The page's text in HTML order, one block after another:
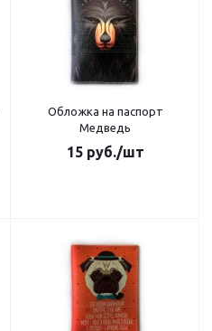
Обложка на паспорт
Медведь
15руб./шт